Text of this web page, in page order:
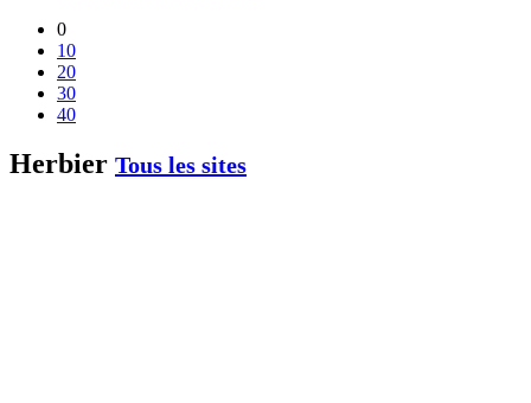
0
10
20
30
40
Herbier Tous les sites